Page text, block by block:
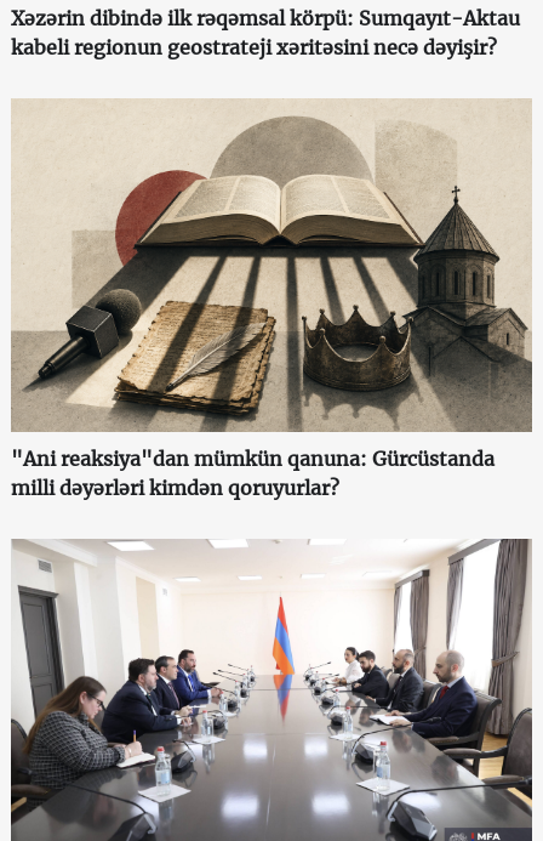
Xəzərin dibində ilk rəqəmsal körpü: Sumqayıt-Aktau
kabeli regionun geostrateji xəritəsini necə dəyişir?
"Ani reaksiya"dan mümkün qanuna: Gürcüstanda
milli dəyərləri kimdən qoruyurlar?